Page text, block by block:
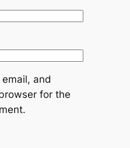
and
for the